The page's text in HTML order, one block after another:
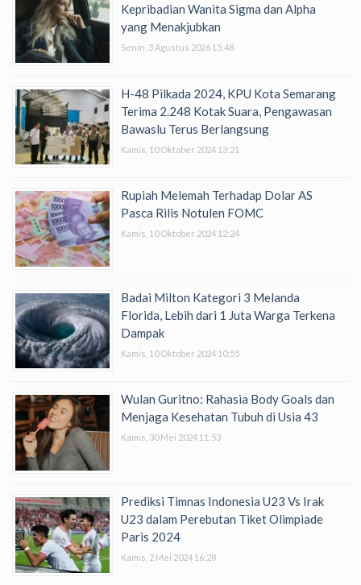
Kepribadian Wanita Sigma dan Alpha
yang Menakjubkan
Senin, 3 Agustus 2026 15:48
H-48 Pilkada 2024, KPU Kota Semarang
Terima 2.248 Kotak Suara, Pengawasan
Bawaslu Terus Berlangsung
Kamis, 10 Oktober 2024 13:21
Rupiah Melemah Terhadap Dolar AS
Pasca Rilis Notulen FOMC
Kamis, 10 Oktober 2024 12:24
Badai Milton Kategori 3 Melanda
Florida, Lebih dari 1 Juta Warga Terkena
Dampak
Kamis, 10 Oktober 2024 10:55
Wulan Guritno: Rahasia Body Goals dan
Menjaga Kesehatan Tubuh di Usia 43
Kamis, 30 Mei 2024 11:53
Prediksi Timnas Indonesia U23 Vs Irak
U23 dalam Perebutan Tiket Olimpiade
Paris 2024
Kamis, 2 Mei 2024 16:28